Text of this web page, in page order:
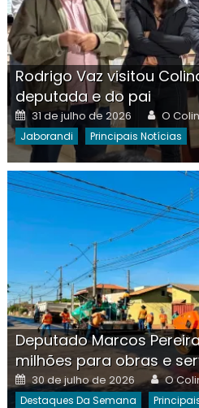
Rodrigo Vaz visitou
deputada e do pai
Posted
on
31 de julho de 2026 Author
O
Jaborandi Principais Notícias
Deputado Marcos
milhões para obras e
Posted
on
30 de julho de 2026 Author
O
Destaques Da Semana